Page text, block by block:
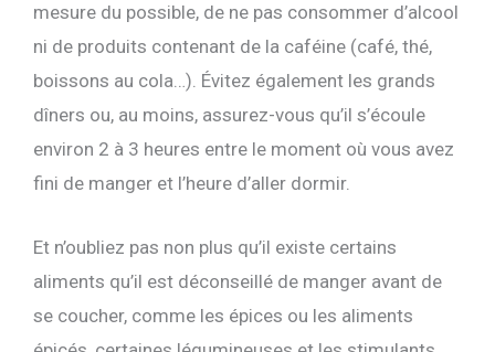
mesure du possible, de ne pas consommer d’alcool
ni de produits contenant de la caféine (café, thé,
boissons au cola…). Évitez également les grands
dîners ou, au moins, assurez-vous qu’il s’écoule
environ 2 à 3 heures entre le moment où vous avez
fini de manger et l’heure d’aller dormir.
Et n’oubliez pas non plus qu’il existe certains
aliments qu’il est déconseillé de manger avant de
se coucher, comme les épices ou les aliments